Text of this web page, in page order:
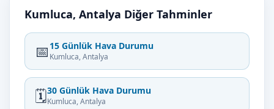
Kumluca, Antalya Diğer Tahminler
📅 15 Günlük Hava Durumu
Kumluca, Antalya
🗓️30 Günlük Hava Durumu
Kumluca, Antalya